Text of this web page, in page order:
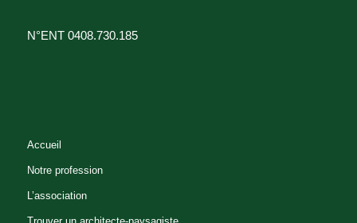
N°ENT 0408.730.185
Accueil
Notre profession
L’association